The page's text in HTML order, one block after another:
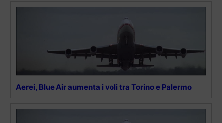
Aerei, Blue Air aumenta i voli tra Torino e Palermo